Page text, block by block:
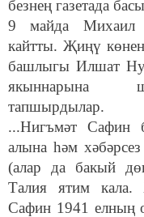
безнең газетада
9 майда Михаил
кайтты. Җиңү
башлыгы Илшат
якыннарына
тапшырдылар.
...Нигъмәт Сафин
алына һәм
(алар да бакый
Талия ятим кала.
Сафин 1941 елның